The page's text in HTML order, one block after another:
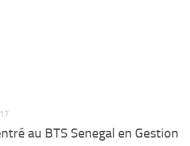
au BTS Senegal en Gestion